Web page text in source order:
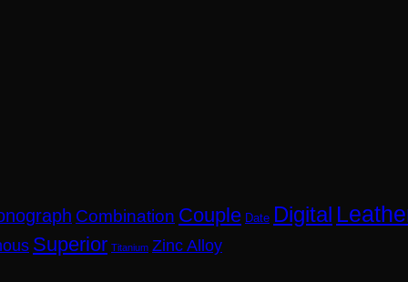
Combination Couple Date Digital
Superior Titanium Zinc Alloy